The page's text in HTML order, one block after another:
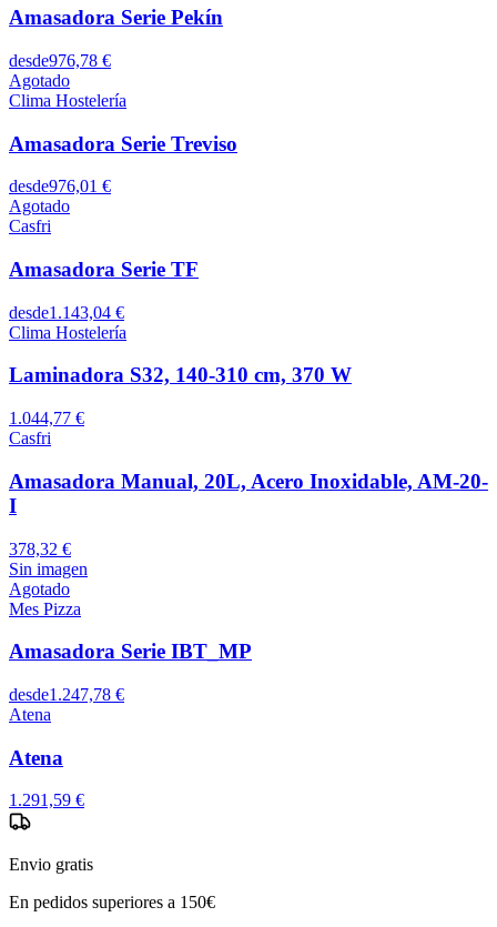
Amasadora Serie Pekín
desde976,78 €
Agotado
Clima Hostelería
Amasadora Serie Treviso
desde976,01 €
Agotado
Casfri
Amasadora Serie TF
desde1.143,04 €
Clima Hostelería
Laminadora S32, 140-310 cm, 370 W
1.044,77 €
Casfri
Amasadora Manual, 20L, Acero Inoxidable, AM-20-
I
378,32 €
Sin imagen
Agotado
Mes Pizza
Amasadora Serie IBT_MP
desde1.247,78 €
Atena
Atena
1.291,59 €
Envio gratis
En pedidos superiores a 150€